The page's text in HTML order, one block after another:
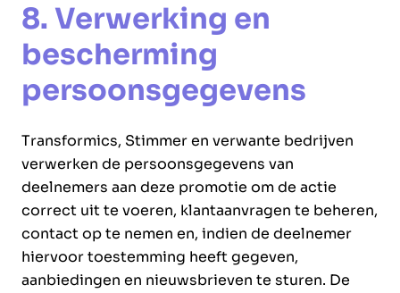
8. Verwerking en
bescherming
persoonsgegevens
Transformics, Stimmer en verwante bedrijven
verwerken de persoonsgegevens van
deelnemers aan deze promotie om de actie
correct uit te voeren, klantaanvragen te beheren,
contact op te nemen en, indien de deelnemer
hiervoor toestemming heeft gegeven,
aanbiedingen en nieuwsbrieven te sturen. De